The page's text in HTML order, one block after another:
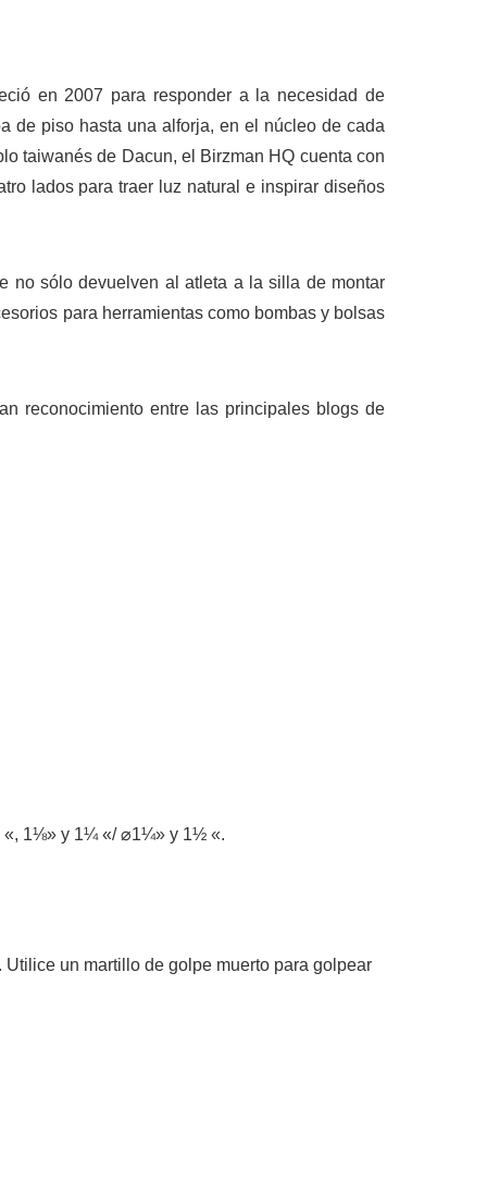
en 2007 para responder a la necesidad de
de piso hasta una alforja, en el núcleo de cada
taiwanés de Dacun, el Birzman HQ cuenta con
lados para traer luz natural e inspirar diseños
no sólo devuelven al atleta a la silla de montar
para herramientas como bombas y bolsas
reconocimiento entre las principales blogs de
«, 1⅛» y 1¼ «/ ⌀1¼» y 1½ «.
un martillo de golpe muerto para golpear